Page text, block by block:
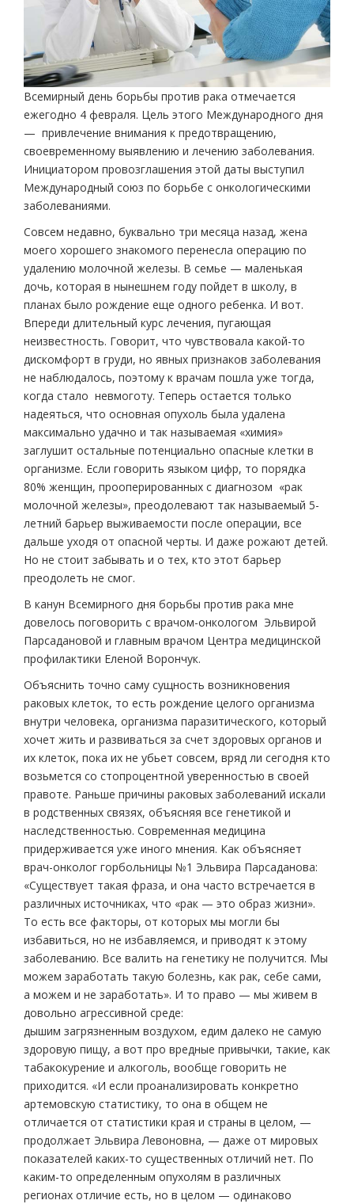
Всемирный день борьбы против рака отмечается
ежегодно 4 февраля. Цель этого Международного дня
— привлечение внимания к предотвращению,
своевременному выявлению и лечению заболевания.
Инициатором провозглашения этой даты выступил
Международный союз по борьбе с онкологическими
заболеваниями.
Совсем недавно, буквально три месяца назад, жена
моего хорошего знакомого перенесла операцию по
удалению молочной железы. В семье — маленькая
дочь, которая в нынешнем году пойдет в школу, в
планах было рождение еще одного ребенка. И вот.
Впереди длительный курс лечения, пугающая
неизвестность. Говорит, что чувствовала какой-то
дискомфорт в груди, но явных признаков заболевания
не наблюдалось, поэтому к врачам пошла уже тогда,
когда стало невмоготу. Теперь остается только
надеяться, что основная опухоль была удалена
максимально удачно и так называемая «химия»
заглушит остальные потенциально опасные клетки в
организме. Если говорить языком цифр, то порядка
80% женщин, прооперированных с диагнозом «рак
молочной железы», преодолевают так называемый 5-
летний барьер выживаемости после операции, все
дальше уходя от опасной черты. И даже рожают детей.
Но не стоит забывать и о тех, кто этот барьер
преодолеть не смог.
В канун Всемирного дня борьбы против рака мне
довелось поговорить с врачом-онкологом Эльвирой
Парсадановой и главным врачом Центра медицинской
профилактики Еленой Ворончук.
Объяснить точно саму сущность возникновения
раковых клеток, то есть рождение целого организма
внутри человека, организма паразитического, который
хочет жить и развиваться за счет здоровых органов и
их клеток, пока их не убьет совсем, вряд ли сегодня кто
возьмется со стопроцентной уверенностью в своей
правоте. Раньше причины раковых заболеваний искали
в родственных связях, объясняя все генетикой и
наследственностью. Современная медицина
придерживается уже иного мнения. Как объясняет
врач-онколог горбольницы №1 Эльвира Парсаданова:
«Существует такая фраза, и она часто встречается в
различных источниках, что «рак — это образ жизни».
То есть все факторы, от которых мы могли бы
избавиться, но не избавляемся, и приводят к этому
заболеванию. Все валить на генетику не получится. Мы
можем заработать такую болезнь, как рак, себе сами,
а можем и не заработать». И то право — мы живем в
довольно агрессивной среде:
дышим загрязненным воздухом, едим далеко не самую
здоровую пищу, а вот про вредные привычки, такие, как
табакокурение и алкоголь, вообще говорить не
приходится. «И если проанализировать конкретно
артемовскую статистику, то она в общем не
отличается от статистики края и страны в целом, —
продолжает Эльвира Левоновна, — даже от мировых
показателей каких-то существенных отличий нет. По
каким-то определенным опухолям в различных
регионах отличие есть, но в целом — одинаково